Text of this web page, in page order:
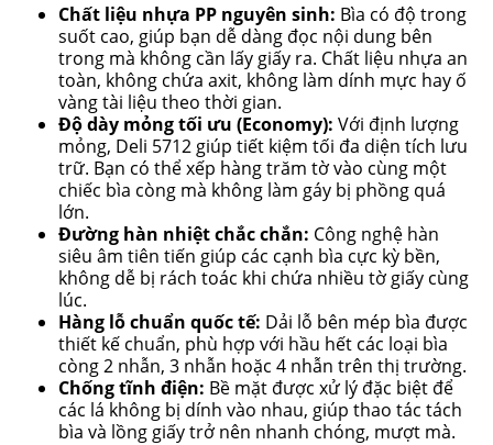
Chất liệu nhựa PP nguyên sinh: Bìa có độ trong
suốt cao, giúp bạn dễ dàng đọc nội dung bên
trong mà không cần lấy giấy ra. Chất liệu nhựa an
toàn, không chứa axit, không làm dính mực hay ố
vàng tài liệu theo thời gian.
Độ dày mỏng tối ưu (Economy): Với định lượng
mỏng, Deli 5712 giúp tiết kiệm tối đa diện tích lưu
trữ. Bạn có thể xếp hàng trăm tờ vào cùng một
chiếc bìa còng mà không làm gáy bị phồng quá
lớn.
Đường hàn nhiệt chắc chắn: Công nghệ hàn
siêu âm tiên tiến giúp các cạnh bìa cực kỳ bền,
không dễ bị rách toác khi chứa nhiều tờ giấy cùng
lúc.
Hàng lỗ chuẩn quốc tế: Dải lỗ bên mép bìa được
thiết kế chuẩn, phù hợp với hầu hết các loại bìa
còng 2 nhẫn, 3 nhẫn hoặc 4 nhẫn trên thị trường.
Chống tĩnh điện: Bề mặt được xử lý đặc biệt để
các lá không bị dính vào nhau, giúp thao tác tách
bìa và lồng giấy trở nên nhanh chóng, mượt mà.